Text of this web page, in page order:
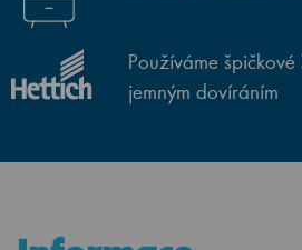
Používáme
jemným dovíráním